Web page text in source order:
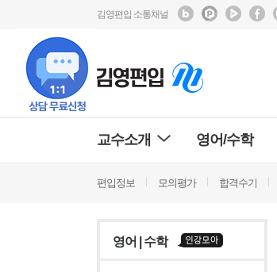
김영편입 소통채널
교수소개 영어/수학
편입정보 모의평가 합격수기
영어 | 수학